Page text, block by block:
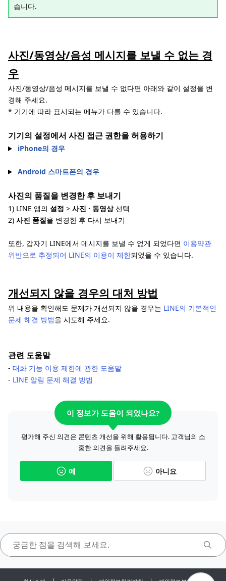
습니다.
사진/동영상/음성 메시지를 보낼 수 없는 경
우
사진/동영상/음성 메시지를 보낼 수 없다면 아래와 같이 설정을 변
경해 주세요.
* 기기에 따라 표시되는 메뉴가 다를 수 있습니다.
기기의 설정에서 사진 접근 권한을 허용하기
iPhone의 경우
Android 스마트폰의 경우
사진의 품질을 변경한 후 보내기
1) LINE 앱의 설정 > 사진 · 동영상선택
2) 사진 품질을 변경한 후 다시 보내기
또한, 갑자기 LINE에서 메시지를 보낼 수 없게 되었다면 이용약관
위반으로 추정되어 LINE의 이용이 제한되었을 수 있습니다.
개선되지 않을 경우의 대처 방법
위 내용을 확인해도 문제가 개선되지 않을 경우는 LINE의 기본적인
문제 해결 방법을 시도해 주세요.
관련 도움말
- 대화 기능 이용 제한에 관한 도움말
- LINE 알림 문제 해결 방법
이 정보가 도움이 되었나요?
평가해 주신 의견은 콘텐츠 개선을 위해 활용됩니다. 고객님의 소
중한 의견을 들려주세요.
예 아니요